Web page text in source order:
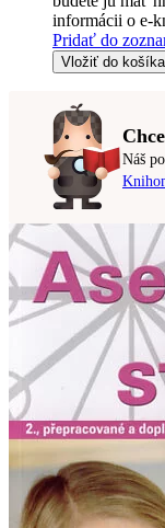
informácii o e-
Pridať do
Vložiť do košíka
Náš